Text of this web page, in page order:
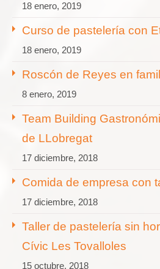
18 enero, 2019
Curso de pastelería con
18 enero, 2019
Roscón de Reyes en
8 enero, 2019
Team Building
de LLobregat
17 diciembre, 2018
Comida de empresa con
17 diciembre, 2018
Taller de pastelería sin
Cívic Les Tovalloles
15 octubre, 2018